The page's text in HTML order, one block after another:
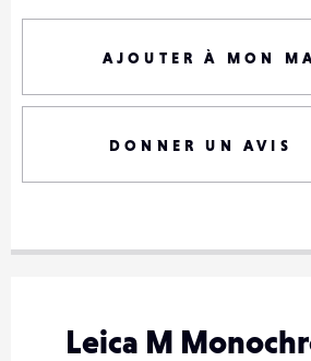
AJOUTER À MON
DONNER UN AVIS
Leica M